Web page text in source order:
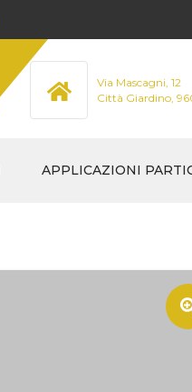
Via Mascagni, 12
Città Giardino,
APPLICAZIONI